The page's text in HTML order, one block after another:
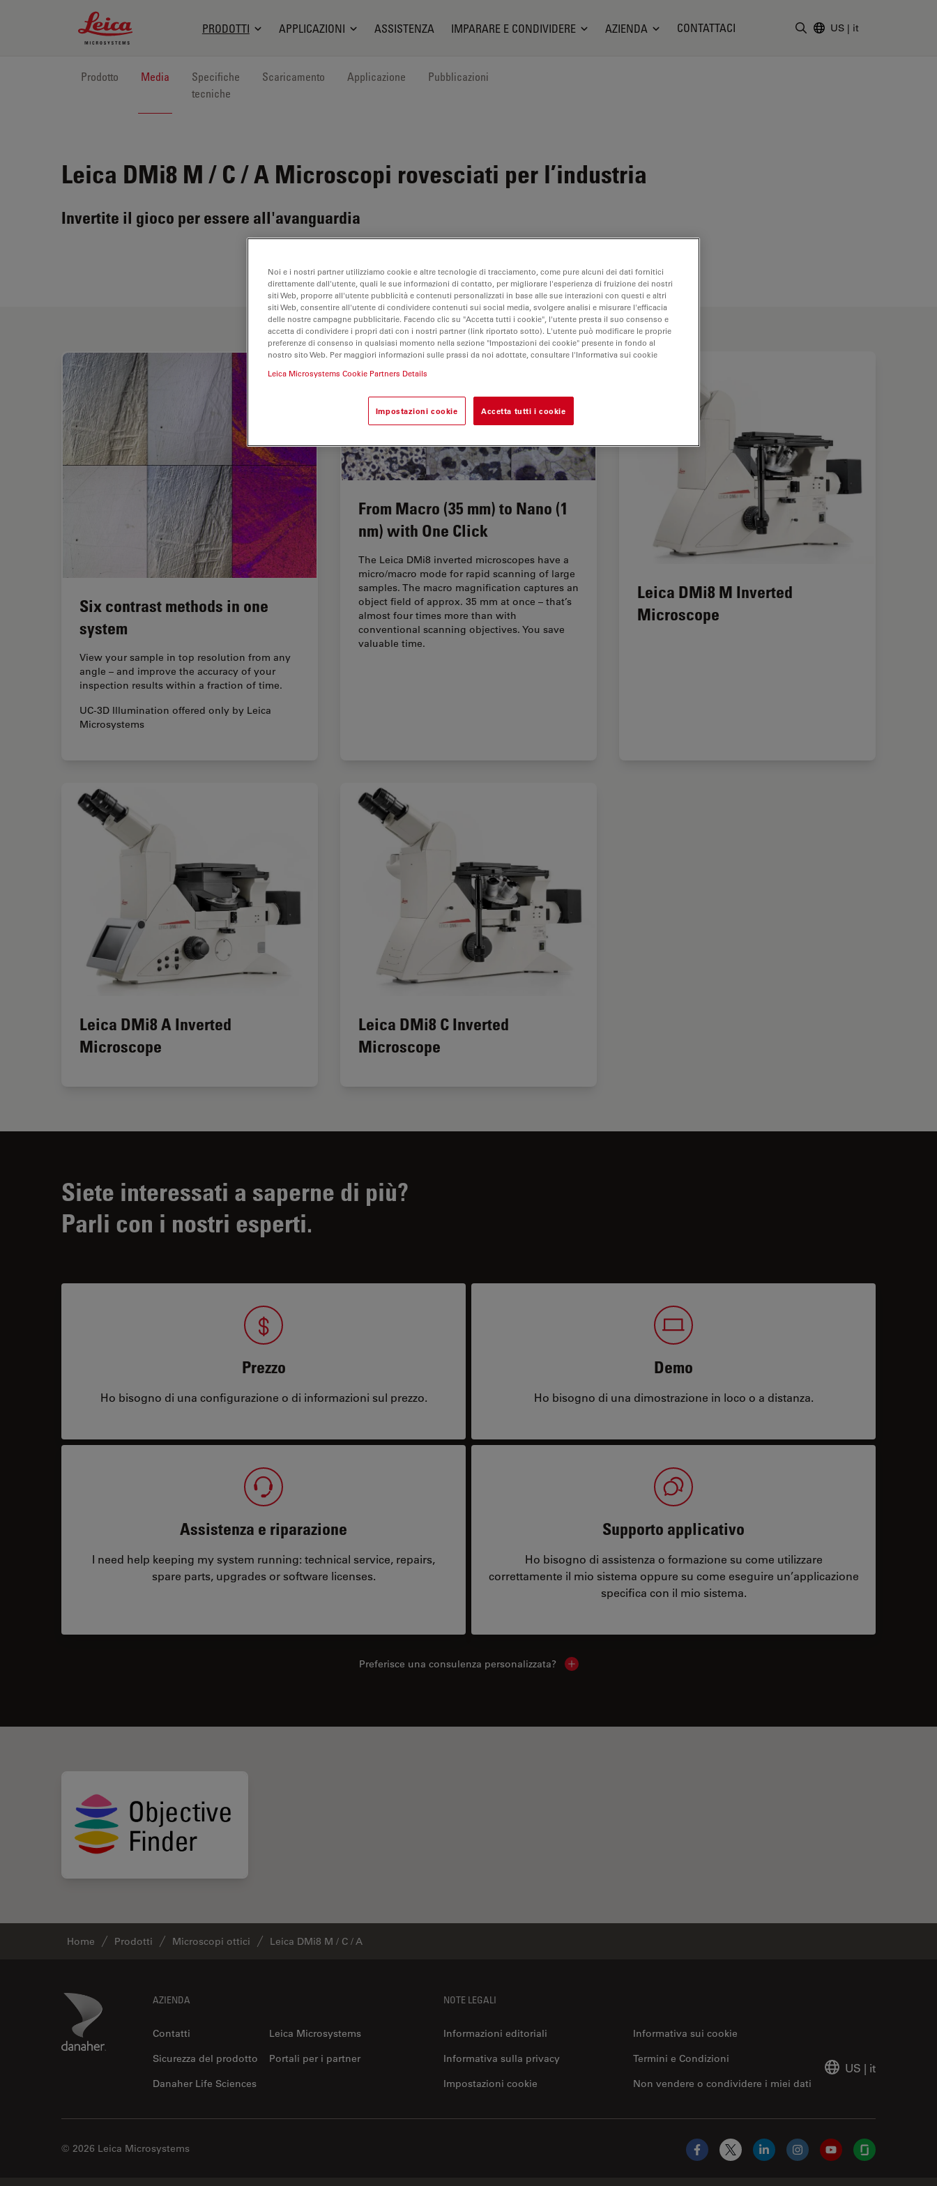
Leica Microsystems Logo
PRODOTTI APPLICAZIONI ASSISTENZA IMPARARE E CONDIVIDERE AZIENDA CONTATTACI US | it
Prodotto Media
Specifiche
tecniche
Scaricamento Applicazione Pubblicazioni
Leica DMi8 M / C / A Microscopi rovesciati per l’industria
Invertite il gioco per essere all'avanguardia
Six contrast methods in one
system
View your sample in top resolution from any
angle – and improve the accuracy of your
inspection results within a fraction of time.
UC-3D Illumination offered only by Leica
Microsystems
From Macro (35 mm) to Nano (1
nm) with One Click
The Leica DMi8 inverted microscopes have a
micro/macro mode for rapid scanning of large
samples. The macro magnification captures an
object field of approx. 35 mm at once – that’s
almost four times more than with
conventional scanning objectives. You save
valuable time.
Leica DMi8 M Inverted
Microscope
Leica DMi8 A Inverted
Microscope
Leica DMi8 C Inverted
Microscope
Siete interessati a saperne di più?
Parli con i nostri esperti.
Prezzo
Ho bisogno di una configurazione o di informazioni sul prezzo.
Demo
Ho bisogno di una dimostrazione in loco o a distanza.
Assistenza e riparazione
I need help keeping my system running: technical service, repairs,
spare parts, upgrades or software licenses.
Supporto applicativo
Ho bisogno di assistenza o formazione su come utilizzare
correttamente il mio sistema oppure su come eseguire un’applicazione
specifica con il mio sistema.
Preferisce una consulenza personalizzata? Show local contacts
Home Prodotti Microscopi ottici Leica DMi8 M / C / A
Danaher Logo AZIENDA
Contatti
Leica Microsystems
Sicurezza del prodotto
Portali per i partner
Danaher Life Sciences
NOTE LEGALI
Informazioni editoriali
Informativa sui cookie
Informativa sulla privacy
Non vendere o condividere i miei dati
Termini e Condizioni
Impostazioni cookie
US | it
© 2026 Leica Microsystems
Facebook
X LinkedInInstagramYouTubeGlassdoor
Noi e i nostri partner utilizziamo cookie e altre tecnologie di tracciamento, come pure alcuni dei dati fornitici
direttamente dall'utente, quali le sue informazioni di contatto, per migliorare l'esperienza di fruizione dei nostri
siti Web, proporre all'utente pubblicità e contenuti personalizzati in base alle sue interazioni con questi e altri
siti Web, consentire all'utente di condividere contenuti sui social media, svolgere analisi e misurare l'efficacia
delle nostre campagne pubblicitarie. Facendo clic su "Accetta tutti i cookie", l'utente presta il suo consenso e
accetta di condividere i propri dati con i nostri partner (link riportato sotto). L'utente può modificare le proprie
preferenze di consenso in qualsiasi momento nella sezione "Impostazioni dei cookie" presente in fondo al
nostro sito Web. Per maggiori informazioni sulle prassi da noi adottate, consultare l'Informativa sui cookie
Leica Microsystems Cookie Partners Details
Impostazioni cookie Accetta tutti i cookie